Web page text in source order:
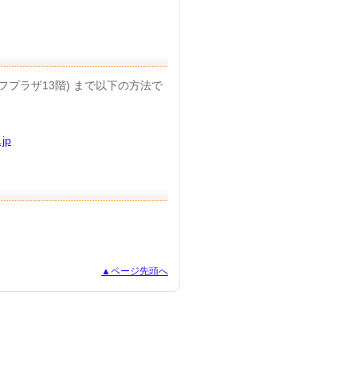
プラザ13階) まで以下の方法で
▲ページ先頭へ